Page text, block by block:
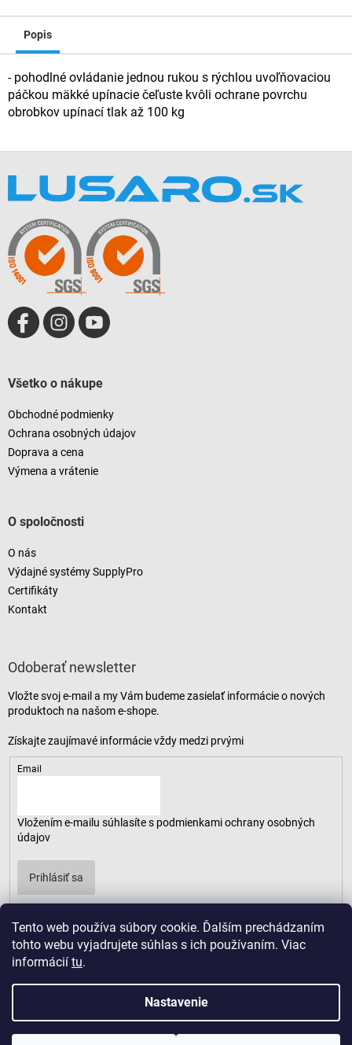
Tento web používa súbory cookie. Ďalším prechádzaním
tohto webu vyjadrujete súhlas s ich používaním. Viac
informácií tu.
Nastavenie
Popis
- pohodlné ovládanie jednou rukou s rýchlou uvoľňovaciou
páčkou mäkké upínacie čeľuste kvôli ochrane povrchu
obrobkov upínací tlak až 100 kg
Všetko o nákupe
Obchodné podmienky
Ochrana osobných údajov
Doprava a cena
Výmena a vrátenie
O spoločnosti
O nás
Výdajné systémy SupplyPro
Certifikáty
Kontakt
Odoberať newsletter
Vložte svoj e-mail a my Vám budeme zasielať informácie o nových
produktoch na našom e-shope.
Email
Vložením e-mailu súhlasíte s podmienkami ochrany osobných
údajov
Prihlásiť sa